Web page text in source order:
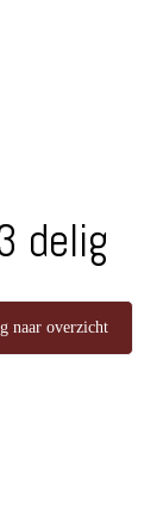
delig
naar overzicht